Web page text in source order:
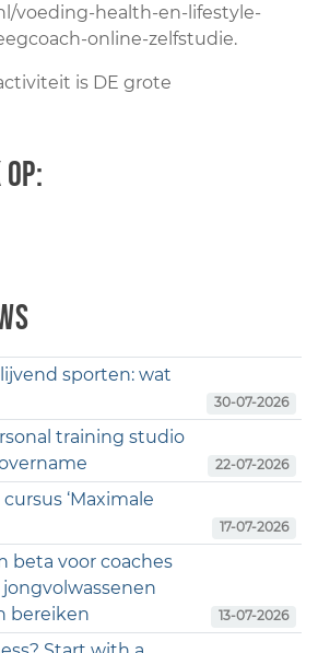
voeding-health-en-lifestyle-
online-zelfstudie.
sporten: wat
30-07-2026
training studio
22-07-2026
‘Maximale
17-07-2026
beta voor coaches
bereiken
13-07-2026